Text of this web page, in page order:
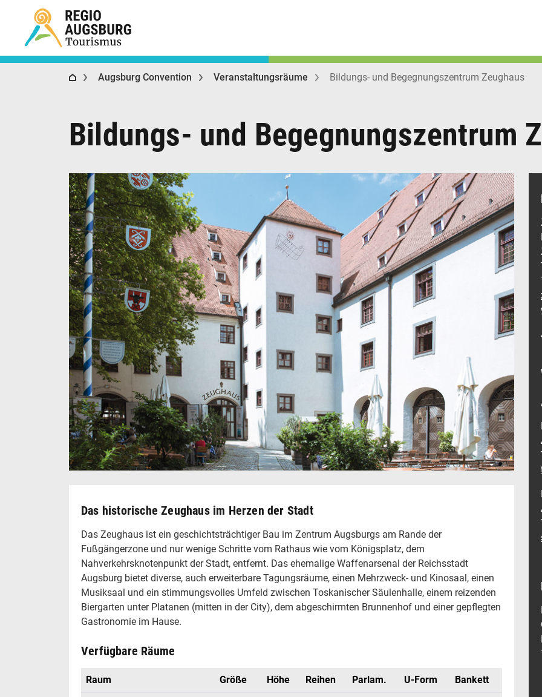
Regio Augsburg Tourismus
Augsburg Convention Veranstaltungsräume Bildungs- und Begegnungszentrum Zeughaus
Bildungs- und Begegnungszentrum
Das historische Zeughaus im Herzen der Stadt
Das Zeughaus ist ein geschichtsträchtiger Bau im Zentrum Augsburgs am Rande der
Fußgängerzone und nur wenige Schritte vom Rathaus wie vom Königsplatz, dem
Nahverkehrsknotenpunkt der Stadt, entfernt. Das ehemalige Waffenarsenal der Reichsstadt
Augsburg bietet diverse, auch erweiterbare Tagungsräume, einen Mehrzweck- und Kinosaal, einen
Musiksaal und ein stimmungsvolles Umfeld zwischen Toskanischer Säulenhalle, einem reizenden
Biergarten unter Platanen (mitten in der City), dem abgeschirmten Brunnenhof und einer gepflegten
Gastronomie im Hause.
Verfügbare Räume
Raum Größe Höhe Reihen Parlam. U-Form Bankett